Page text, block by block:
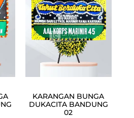
KARANGAN BUNGA
DUKACITA BANDUNG
02